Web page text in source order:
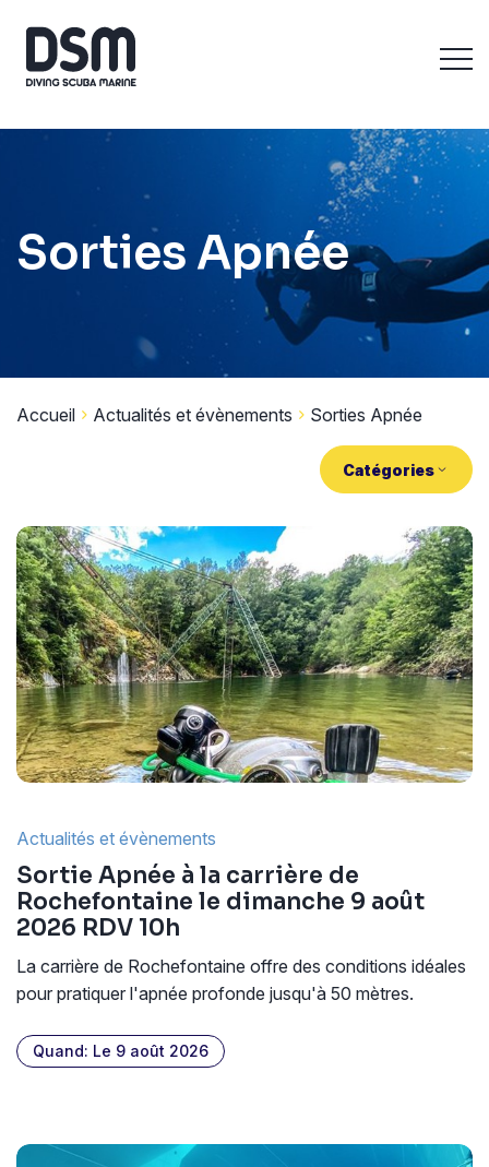
Sorties Apnée
Accueil Actualités et évènements Sorties Apnée
Catégories
Actualités et évènements
Sortie Apnée à la carrière de
Rochefontaine le dimanche 9 août
2026 RDV 10h
La carrière de Rochefontaine offre des conditions idéales
pour pratiquer l'apnée profonde jusqu'à 50 mètres.
Quand: Le 9 août 2026